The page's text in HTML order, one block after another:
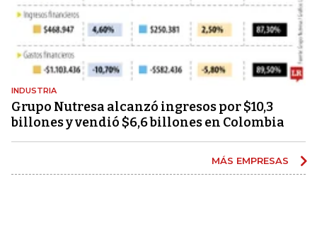
INDUSTRIA
Grupo Nutresa alcanzó ingresos por $10,3
billones y vendió $6,6 billones en Colombia
MÁS EMPRESAS